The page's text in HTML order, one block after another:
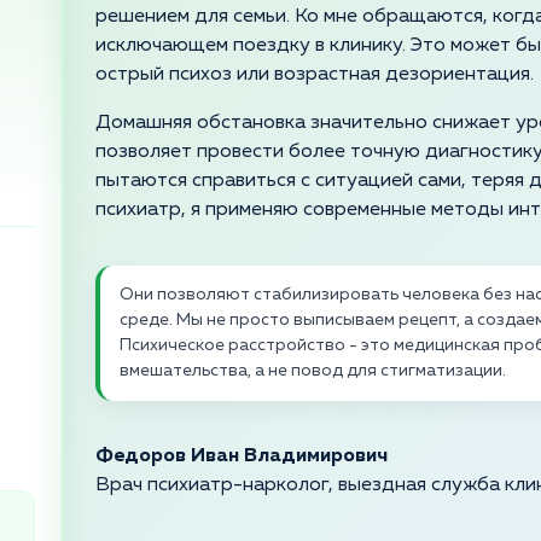
решением для семьи. Ко мне обращаются,
исключающем поездку в клинику. Это может
острый психоз или возрастная дезориентация.
Домашняя обстановка значительно снижает
позволяет провести более точную
пытаются справиться с ситуацией сами, теряя
психиатр, я применяю современные методы
Они позволяют стабилизировать человека без
среде. Мы не просто выписываем рецепт, а
Психическое расстройство - это медицинская
вмешательства, а не повод для стигматизации.
Федоров Иван Владимирович
Врач психиатр-нарколог, выездная служба